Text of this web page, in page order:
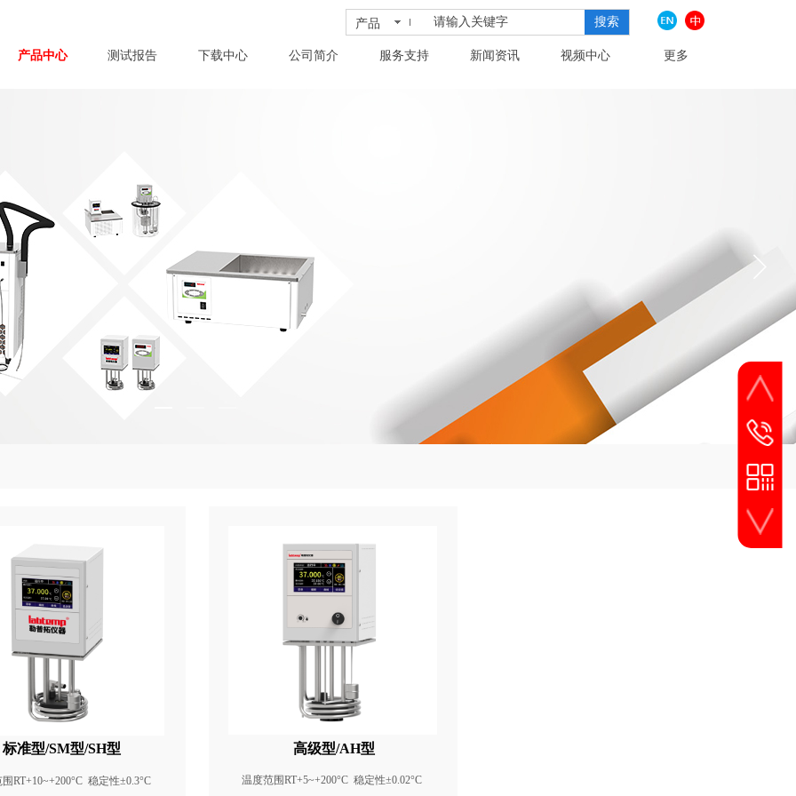
产品中心 测试报告 下载中心 公司简介 服务支持 新闻资讯 视频中心 更多
产品 搜索
RT+10~+200°C稳定性±0.3°C
标准型/SM型/SH型
温度范围RT+5~+200°C稳定性±0.02°C
高级型/AH型
服务热线